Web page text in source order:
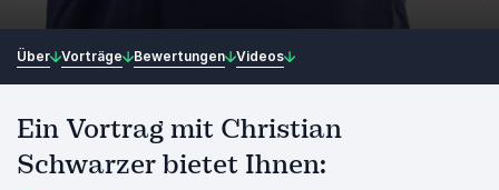
Über Vorträge Bewertungen Videos
Ein Vortrag mit Christian
Schwarzer bietet Ihnen: